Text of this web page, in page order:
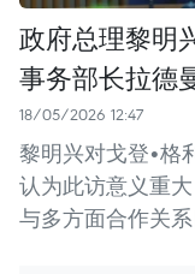
政府总理黎明
事务部长拉德
18/05/2026 12:47
黎明兴对戈登•格
认为此访意义重
与多方面合作关